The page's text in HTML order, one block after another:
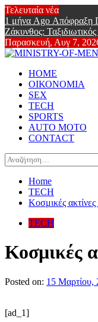
Skip
to
content
Τελευταία νέα
1 μήνα Ago Απόφραξη
Ζάκυνθος:
Παρασκευή, Αυγ 7,
Online Lifestyle
Primary
Menu
HOME
ΟΙΚΟΝΟΜΙΑ
SEX
TECH
SPORTS
AUTO MOTO
CONTACT
Αναζήτηση
για:
Home
TECH
Κοσμικές
TECH
Κοσμικές
Posted on: 15 Μαρτίου,
[ad_1]